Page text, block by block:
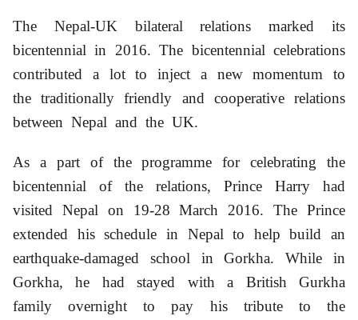
The Nepal-UK bilateral relations marked its
bicentennial in 2016. The bicentennial celebrations
contributed a lot to inject a new momentum to
the traditionally friendly and cooperative relations
between Nepal and the UK.
As a part of the programme for celebrating the
bicentennial of the relations, Prince Harry had
visited Nepal on 19-28 March 2016. The Prince
extended his schedule in Nepal to help build an
earthquake-damaged school in Gorkha. While in
Gorkha, he had stayed with a British Gurkha
family overnight to pay his tribute to the